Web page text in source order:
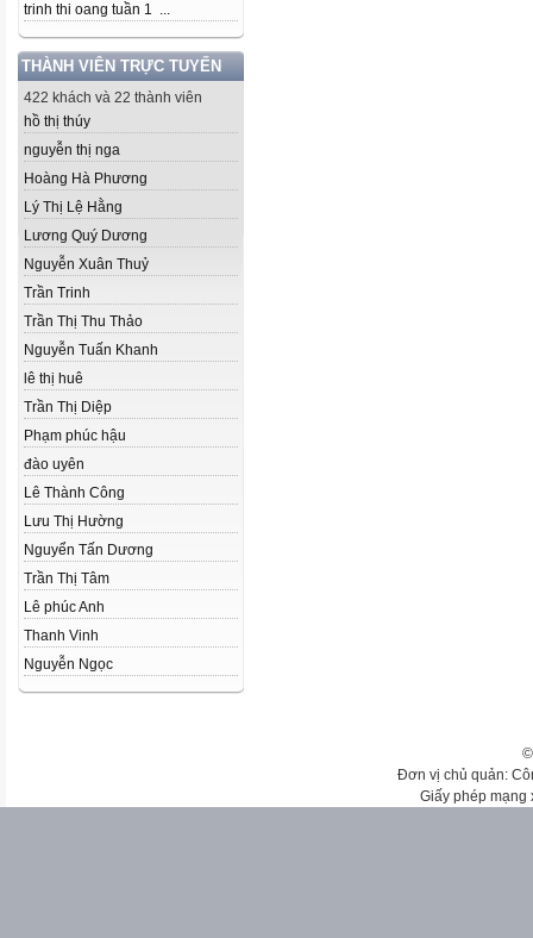
trinh thi oang tuần 1 ...
THÀNH VIÊN TRỰC TUYẾN
422 khách và 22 thành viên
hồ thị thúy
nguyễn thị nga
Hoàng Hà Phương
Lý Thị Lệ Hằng
Lương Quý Dương
Nguyễn Xuân Thuỷ
Trần Trinh
Trần Thị Thu Thảo
Nguyễn Tuấn Khanh
lê thị huê
Trần Thị Diệp
Phạm phúc hậu
đào uyên
Lê Thành Công
Lưu Thị Hường
Nguyển Tấn Dương
Trần Thị Tâm
Lê phúc Anh
Thanh Vinh
Nguyễn Ngọc
Đơn vị chủ quản:
Giấy phép mạng